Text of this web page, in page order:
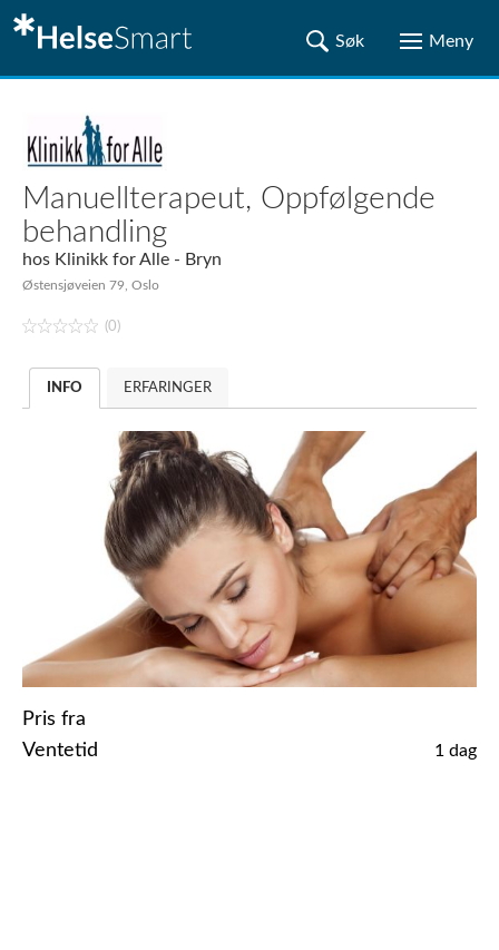
Manuellterapeut, Oppfølgende
behandling
hos Klinikk for Alle - Bryn
Østensjøveien 79, Oslo
(0)
INFO ERFARINGER
Pris fra
Ventetid
1 dag